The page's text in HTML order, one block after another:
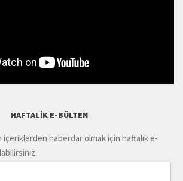
HAFTALIK E-BÜLTEN
içeriklerden haberdar olmak için haftalık e-